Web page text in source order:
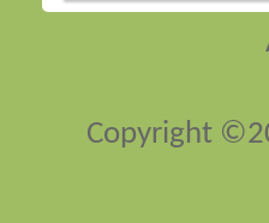
Copyright